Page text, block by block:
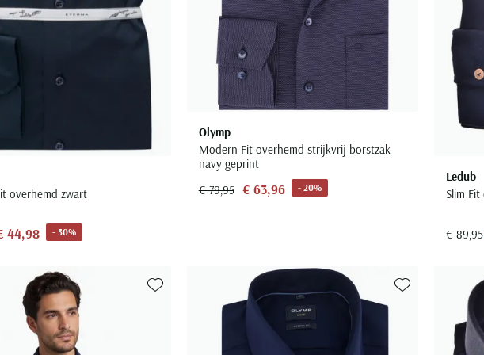
overhemd zwart
44,98 - 50%
Olymp
Modern Fit overhemd strijkvrij borstzak
navy geprint
€ 79,95 € 63,96 - 20%
Ledub
Slim
€ 89,95
Toevoegen aan favorieten Toevoegen aan